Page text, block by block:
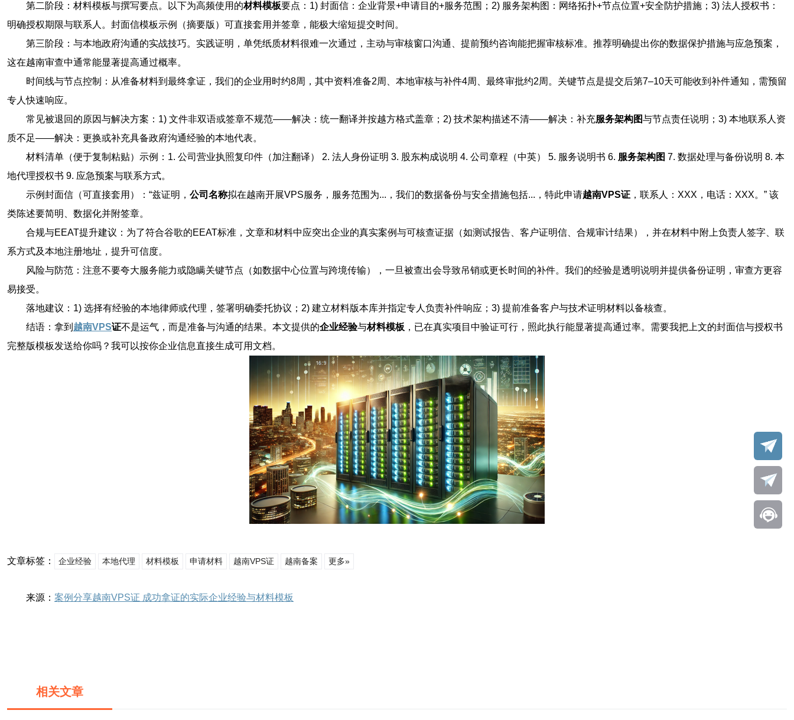
第二阶段：材料模板与撰写要点。以下为高频使用的材料模板要点：1) 封面信：企业背景+申请目的+服务范围；2) 服务架构图：网络拓扑+节点位置+安全防护措施；3) 法人授权书：
明确授权期限与联系人。封面信模板示例（摘要版）可直接套用并签章，能极大缩短提交时间。
第三阶段：与本地政府沟通的实战技巧。实践证明，单凭纸质材料很难一次通过，主动与审核窗口沟通、提前预约咨询能把握审核标准。推荐明确提出你的数据保护措施与应急预案，
这在越南审查中通常能显著提高通过概率。
时间线与节点控制：从准备材料到最终拿证，我们的企业用时约8周，其中资料准备2周、本地审核与补件4周、最终审批约2周。关键节点是提交后第7–10天可能收到补件通知，需预留
专人快速响应。
常见被退回的原因与解决方案：1) 文件非双语或签章不规范——解决：统一翻译并按越方格式盖章；2) 技术架构描述不清——解决：补充服务架构图与节点责任说明；3) 本地联系人资
质不足——解决：更换或补充具备政府沟通经验的本地代表。
材料清单（便于复制粘贴）示例：1. 公司营业执照复印件（加注翻译） 2. 法人身份证明 3. 股东构成说明 4. 公司章程（中英） 5. 服务说明书 6. 服务架构图 7. 数据处理与备份说明 8. 本
地代理授权书 9. 应急预案与联系方式。
示例封面信（可直接套用）：“兹证明， 公司名称拟在越南开展VPS服务，服务范围为...，我们的数据备份与安全措施包括...，特此申请越南VPS证 ，联系人：XXX，电话：XXX。” 该
类陈述要简明、数据化并附签章。
合规与EEAT提升建议：为了符合谷歌的EEAT标准，文章和材料中应突出企业的真实案例与可核查证据（如测试报告、客户证明信、合规审计结果），并在材料中附上负责人签字、联
系方式及本地注册地址，提升可信度。
风险与防范：注意不要夸大服务能力或隐瞒关键节点（如数据中心位置与跨境传输），一旦被查出会导致吊销或更长时间的补件。我们的经验是透明说明并提供备份证明，审查方更容
易接受。
落地建议：1) 选择有经验的本地律师或代理，签署明确委托协议；2) 建立材料版本库并指定专人负责补件响应；3) 提前准备客户与技术证明材料以备核查。
结语：拿到 越南VPS证不是运气，而是准备与沟通的结果。本文提供的企业经验与材料模板 ，已在真实项目中验证可行，照此执行能显著提高通过率。需要我把上文的封面信与授权书
完整版模板发送给你吗？我可以按你企业信息直接生成可用文档。
文章标签： 企业经验 本地代理 材料模板 申请材料 越南VPS证 越南备案 更多»
来源： 案例分享越南VPS证 成功拿证的实际企业经验与材料模板
相关文章